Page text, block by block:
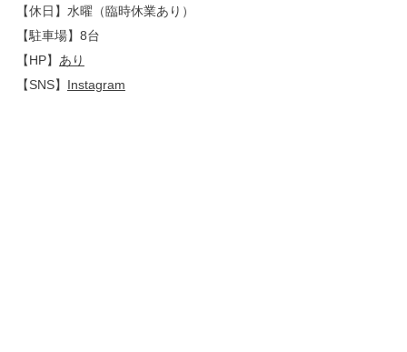
【休日】水曜（臨時休業あり）
【駐車場】8台
【HP】 あり
【SNS】 Instagram